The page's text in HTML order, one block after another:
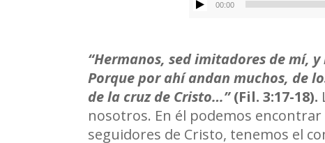
00:00
“Hermanos, sed imitadores de mí,
Porque por ahí andan muchos, de
de la cruz de Cristo…” (Fil. 3:17-18).
nosotros. En él podemos
seguidores de Cristo, tenemos el